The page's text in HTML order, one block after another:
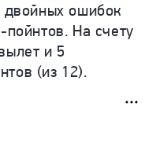
двойных ошибок
На счету
и 5
(из 12).